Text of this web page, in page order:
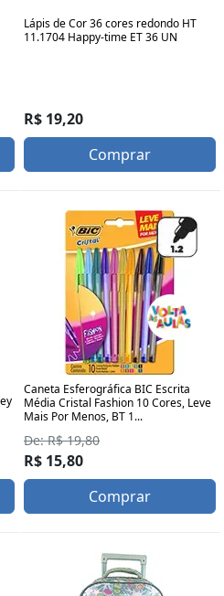
Lápis de Cor 36 cores redondo HT
11.1704 Happy-time ET 36 UN
R$ 19,20
Comprar
Caneta Esferográfica BIC Escrita
Média Cristal Fashion 10 Cores, Leve
Mais Por Menos, BT 1...
De: R$ 19,80
R$ 15,80
Comprar